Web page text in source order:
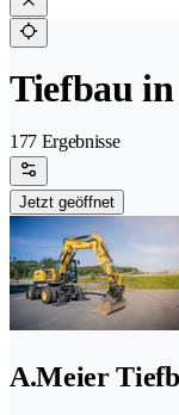
Tiefbau
177 Ergebnisse
Jetzt geöffnet
A.Meier